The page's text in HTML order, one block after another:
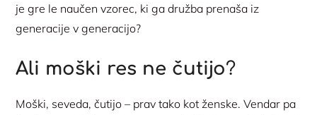
je gre le naučen vzorec, ki ga družba prenaša iz
generacije v generacijo?
Ali moški res ne čutijo?
Moški, seveda, čutijo – prav tako kot ženske. Vendar pa